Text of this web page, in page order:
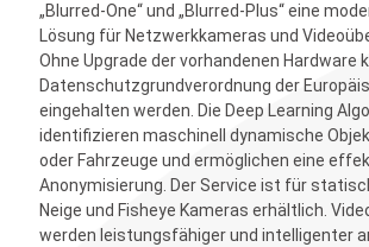
„Blurred-One“ und „Blurred-Plus“ eine
Lösung für Netzwerkkameras und
Ohne Upgrade der vorhandenen Hardware
Datenschutzgrundverordnung der
eingehalten werden. Die Deep Learning
identifizieren maschinell dynamische
oder Fahrzeuge und ermöglichen eine
Anonymisierung. Der Service ist für
Neige und Fisheye Kameras erhältlich.
werden leistungsfähiger und intelligenter